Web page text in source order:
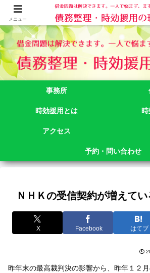
借金問題でお悩みなら司法書士法人御苑総合事務
新宿区新宿二丁目５番１号アルテビル新宿４
事務所
時効援用とは
アクセス
予約・問い合わせ
ＮＨＫの受信契約が増えてい
X Facebook はてブ
昨年末の最高裁判決の影響から、昨年１２
メニュー